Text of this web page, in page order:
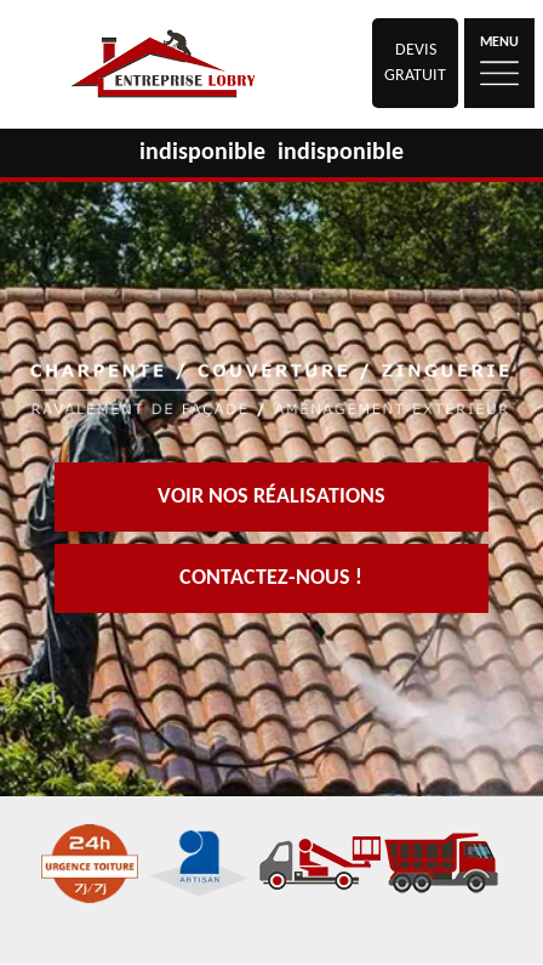
DEVIS
GRATUIT
MENU
indisponible indisponible
VOIR NOS RÉALISATIONS
CONTACTEZ-NOUS !